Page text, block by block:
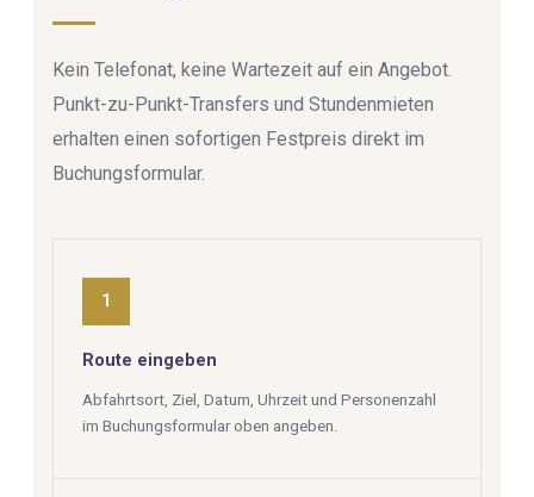
Kein Telefonat, keine Wartezeit auf ein Angebot.
Punkt-zu-Punkt-Transfers und Stundenmieten
erhalten einen sofortigen Festpreis direkt im
Buchungsformular.
1
Route eingeben
Abfahrtsort, Ziel, Datum, Uhrzeit und Personenzahl
im Buchungsformular oben angeben.